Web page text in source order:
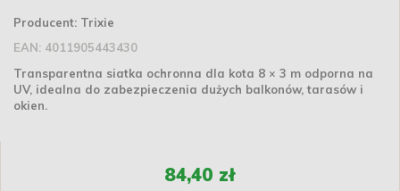
Producent: Trixie
EAN: 4011905443430
Transparentna siatka ochronna dla kota 8 × 3 m odporna na
UV, idealna do zabezpieczenia dużych balkonów, tarasów i
okien.
84,40 zł